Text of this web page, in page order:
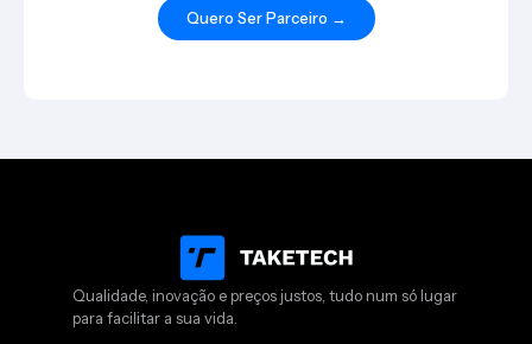
Quero Ser Parceiro →
Qualidade, inovação e preços justos, tudo num só lugar
para facilitar a sua vida.